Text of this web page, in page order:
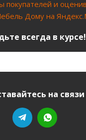
всегда в курсе!
на связи